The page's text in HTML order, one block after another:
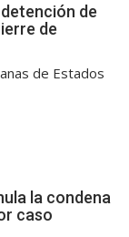
de
de
de Estados
la condena
caso